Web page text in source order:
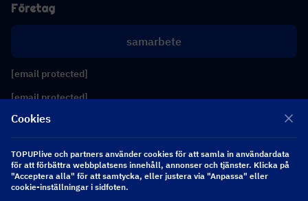
Företag
samarbete
[email protected]
[email protected]
Följ oss
Copyright 2026 SEA WHALE TECHNOLOGY PTE.LTD. All Rights Reserved.
Cookies
TOPUPlive och partners använder cookies för att samla in användardata
för att förbättra webbplatsens innehåll, annonser och tjänster. Klicka på
"Acceptera alla" för att samtycka, eller justera via "Anpassa" eller
cookie-inställningar i sidfoten.